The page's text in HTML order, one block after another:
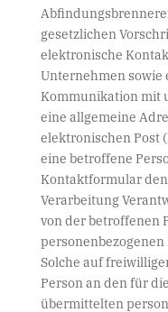
gesetzlichen
elektronische
Unternehmen sowie
Kommunikation mit
eine allgemeine
elektronischen Post
eine betroffene
Kontaktformular
Verarbeitung
von der betroffenen
Solche auf
Person an den für
übermittelten